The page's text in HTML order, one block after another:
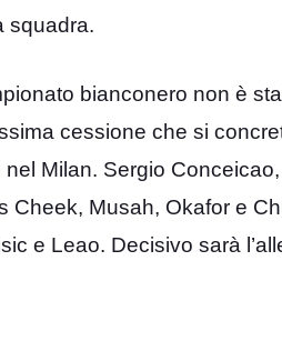
squadra.
bianconero non è
cessione che si
Milan. Sergio
Cheek, Musah, Okafor e
e Leao. Decisivo sarà